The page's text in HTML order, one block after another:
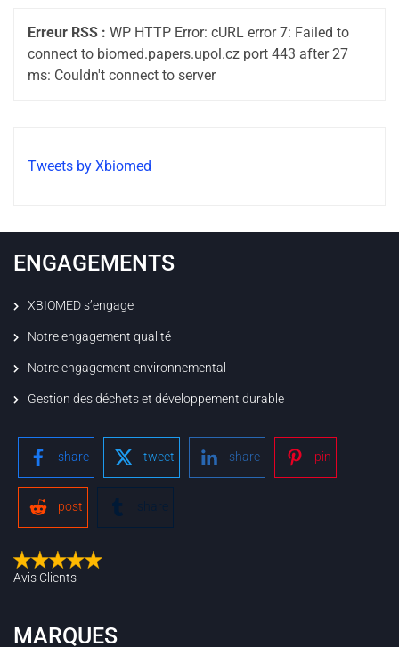
Erreur RSS : WP HTTP Error: cURL error 7: Failed to
connect to biomed.papers.upol.cz port 443 after 27
ms: Couldn't connect to server
Tweets by Xbiomed
ENGAGEMENTS
XBIOMED s’engage
Notre engagement qualité
Notre engagement environnemental
Gestion des déchets et développement durable
share tweet share pin
post share
Avis Clients
MARQUES